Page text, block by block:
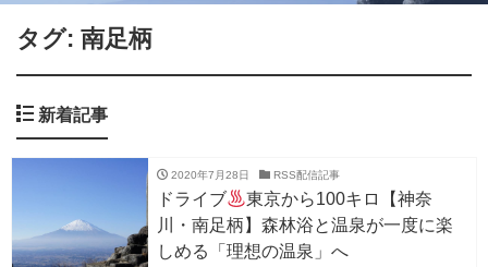
タグ: 南足柄
新着記事
2020年7月28日 RSS配信記事
ドライブ
東京から100キロ【神奈
川・南足柄】森林浴と温泉が一度に楽
しめる「理想の温泉」へ